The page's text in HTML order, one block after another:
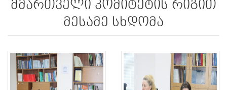
მმართველი კომიტეტის რიგით
მესამე სხდომა